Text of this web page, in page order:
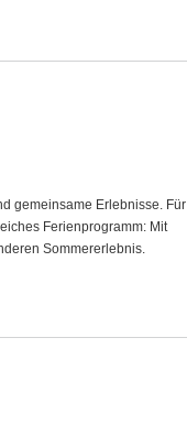
gemeinsame Erlebnisse. Für
Ferienprogramm: Mit
Sommererlebnis.